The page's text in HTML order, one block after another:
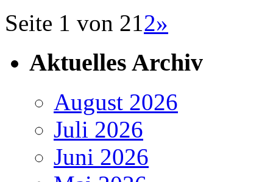
Seite 1 von 212»
Aktuelles Archiv
August 2026
Juli 2026
Juni 2026